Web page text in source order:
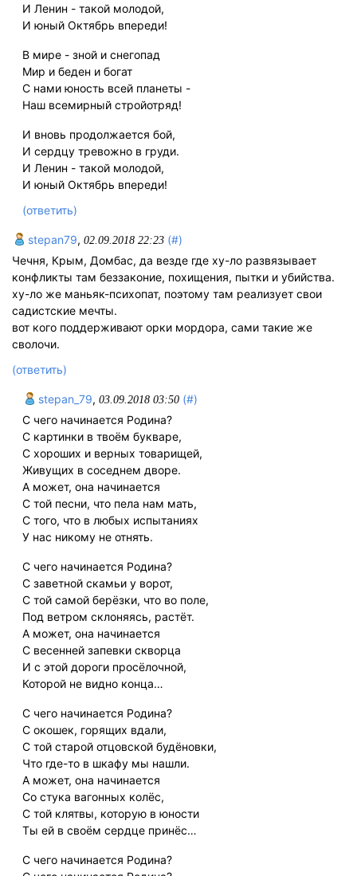
И Ленин - такой молодой,
И юный Октябрь впереди!
В мире - зной и снегопад
Мир и беден и богат
С нами юность всей планеты -
Наш всемирный стройотряд!
И вновь продолжается бой,
И сердцу тревожно в груди.
И Ленин - такой молодой,
И юный Октябрь впереди!
(ответить)
stepan79, 02.09.2018 22:23 (#)
Чечня, Крым, Домбас, да везде где ху-ло развязывает
конфликты там беззаконие, похищения, пытки и убийства.
ху-ло же маньяк-психопат, поэтому там реализует свои
садистские мечты.
вот кого поддерживают орки мордора, сами такие же
сволочи.
(ответить)
stepan_79, 03.09.2018 03:50 (#)
С чего начинается Родина?
С картинки в твоём букваре,
С хороших и верных товарищей,
Живущих в соседнем дворе.
А может, она начинается
С той песни, что пела нам мать,
С того, что в любых испытаниях
У нас никому не отнять.
С чего начинается Родина?
С заветной скамьи у ворот,
С той самой берёзки, что во поле,
Под ветром склоняясь, растёт.
А может, она начинается
С весенней запевки скворца
И с этой дороги просёлочной,
Которой не видно конца…
С чего начинается Родина?
С окошек, горящих вдали,
С той старой отцовской будёновки,
Что где-то в шкафу мы нашли.
А может, она начинается
Со стука вагонных колёс,
С той клятвы, которую в юности
Ты ей в своём сердце принёс…
С чего начинается Родина?